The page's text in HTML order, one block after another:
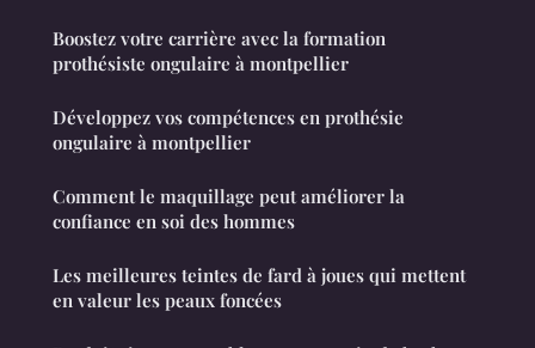
Boostez votre carrière avec la formation
prothésiste ongulaire à montpellier
Développez vos compétences en prothésie
ongulaire à montpellier
Comment le maquillage peut améliorer la
confiance en soi des hommes
Les meilleures teintes de fard à joues qui mettent
en valeur les peaux foncées